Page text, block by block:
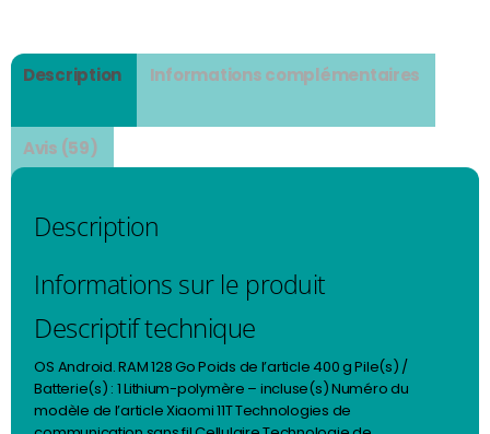
Description Informations complémentaires
Avis (59)
Description
Informations sur le produit
Descriptif technique
OS ‎Android. RAM ‎128 Go Poids de l’article ‎400 g Pile(s) /
Batterie(s) : ‎1 Lithium-polymère – incluse(s) Numéro du
modèle de l’article ‎Xiaomi 11T Technologies de